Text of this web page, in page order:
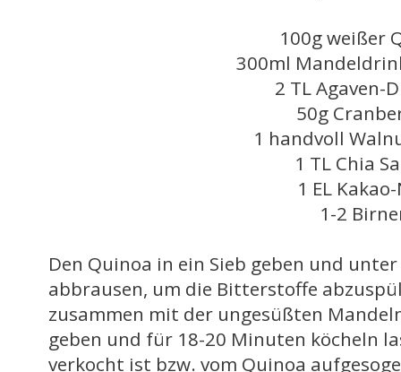
100g weißer
300ml
2 TL Agaven-
50g
1 handvoll
1 TL Chia
1 EL
1-2
Den Quinoa in ein Sieb geben und
abbrausen, um die Bitterstoffe
zusammen mit der ungesüßten
geben und für 18-20 Minuten köcheln
verkocht ist bzw. vom Quinoa